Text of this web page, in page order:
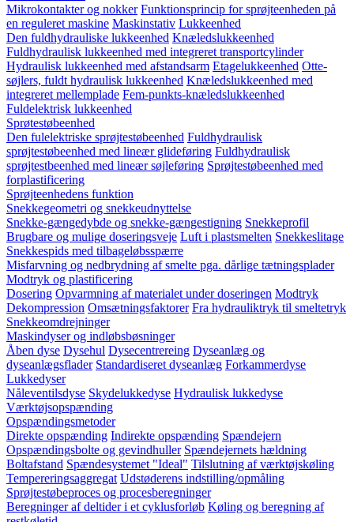
Mikrokontakter og nokker Funktionsprincip for sprøjteenheden på
en reguleret maskine Maskinstativ Lukkeenhed
Den fuldhydrauliske lukkeenhed Knæledslukkeenhed
Fuldhydraulisk lukkeenhed med integreret transportcylinder
Hydraulisk lukkeenhed med afstandsarm Etagelukkeenhed Otte-
søjlers, fuldt hydraulisk lukkeenhed Knæledslukkeenhed med
integreret mellemplade Fem-punkts-knæledslukkeenhed
Fuldelektrisk lukkeenhed
Sprøtestøbeenhed
Den fulelektriske sprøjtestøbeenhed Fuldhydraulisk
sprøjtestøbeenhed med lineær glideføring Fuldhydraulisk
sprøjtestbeenhed med lineær søjleføring Sprøjtestøbeenhed med
forplastificering
Sprøjteenhedens funktion
Snekkegeometri og snekkeudnyttelse
Snekke-gængedybde og snekke-gængestigning Snekkeprofil
Brugbare og mulige doseringsveje Luft i plastsmelten Snekkeslitage
Snekkespids med tilbageløbsspærre
Misfarvning og nedbrydning af smelte pga. dårlige tætningsplader
Modtryk og plastificering
Dosering Opvarmning af materialet under doseringen Modtryk
Dekompression Omsætningsfaktorer Fra hydrauliktryk til smeltetryk
Snekkeomdrejninger
Maskindyser og indløbsbøsninger
Åben dyse Dysehul Dysecentrereing Dyseanlæg og
dyseanlægsflader Standardiseret dyseanlæg Forkammerdyse
Lukkedyser
Nåleventilsdyse Skydelukkedyse Hydraulisk lukkedyse
Værktøjsopspænding
Opspændingsmetoder
Direkte opspænding Indirekte opspænding Spændejern
Opspændingsbolte og gevindhuller Spændejernets hældning
Boltafstand Spændesystemet "Ideal" Tilslutning af værktøjskøling
Tempereringsaggregat Udstøderens indstilling/opmåling
Sprøjtestøbeproces og procesberegninger
Beregninger af deltider i et cyklusforløb Køling og beregning af